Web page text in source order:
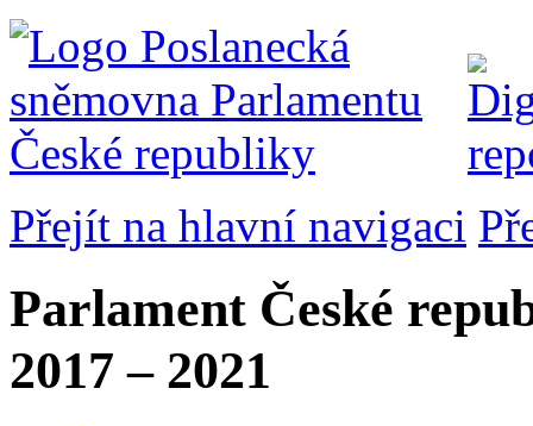
Přejít na hlavní navigaci
Parlament České
2017 – 2021